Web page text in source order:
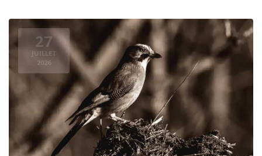
27
JUILLET
2026